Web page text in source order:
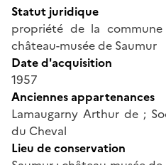
Statut juridique
propriété de la
château-musée de Saumur
Date d'acquisition
1957
Anciennes appartenances
Lamaugarny Arthur de ;
du Cheval
Lieu de conservation